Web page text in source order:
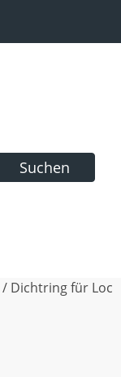
Suchen
/ Dichtring für Loc